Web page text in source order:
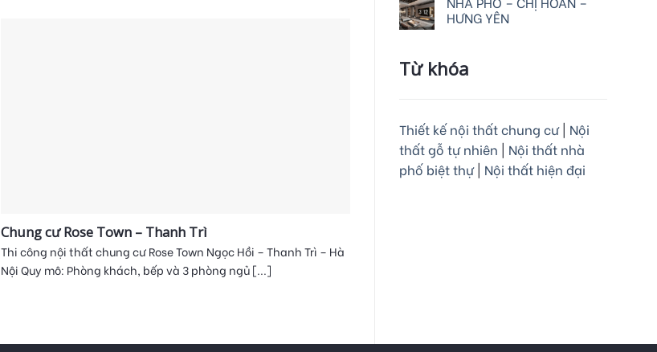
Chung cư Rose Town – Thanh Trì
Thi công nội thất chung cư Rose Town Ngọc Hồi – Thanh Trì – Hà
Nội Quy mô: Phòng khách, bếp và 3 phòng ngủ [...]
HƯNG YÊN
Từ khóa
Thiết kế nội thất chung cư| Nội
thất gỗ tự nhiên | Nội thất nhà
phố biệt thự| Nội thất hiện đại